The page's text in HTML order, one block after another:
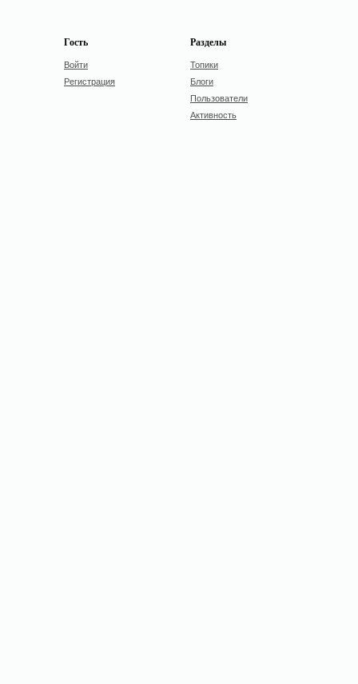
Гость
Войти
Регистрация
Разделы
Топики
Блоги
Пользователи
Активность